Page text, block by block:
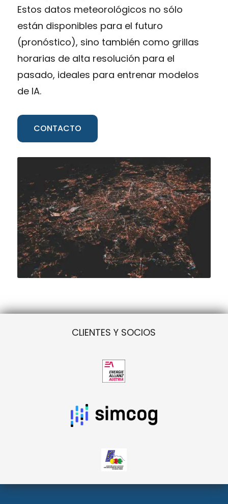
Estos datos meteorológicos no sólo
están disponibles para el futuro
(pronóstico), sino también como grillas
horarias de alta resolución para el
pasado, ideales para entrenar modelos
de IA.
CONTACTO
CLIENTES Y SOCIOS